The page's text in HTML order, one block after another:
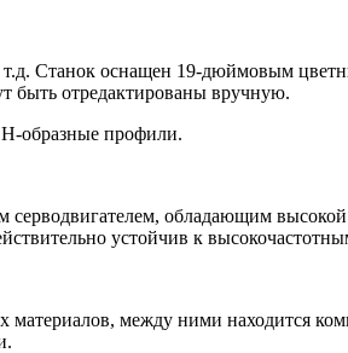
т.д. Станок оснащен 19-дюймовым
быть отредактированы вручную.
H-образные профили.
обладающим
устойчив к
материалов, между ними находится